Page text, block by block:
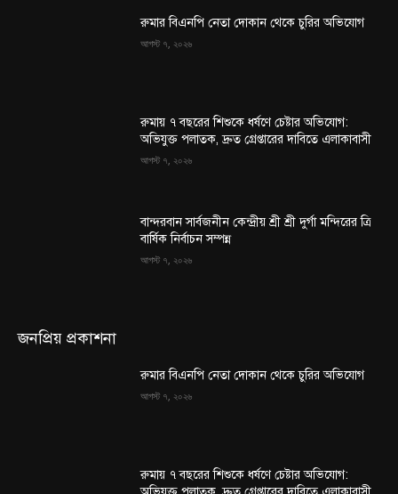
রুমার বিএনপি নেতা দোকান থেকে চুরির অভিযোগ
আগস্ট ৭, ২০২৬
রুমায় ৭ বছরের শিশুকে ধর্ষণে চেষ্টার অভিযোগ:
অভিযুক্ত পলাতক, দ্রুত গ্রেপ্তারের দাবিতে এলাকাবাসী
আগস্ট ৭, ২০২৬
বান্দরবান সার্বজনীন কেন্দ্রীয় শ্রী শ্রী দুর্গা মন্দিরের ত্রি
বার্ষিক নির্বাচন সম্পন্ন
আগস্ট ৭, ২০২৬
জনপ্রিয় প্রকাশনা
রুমার বিএনপি নেতা দোকান থেকে চুরির অভিযোগ
আগস্ট ৭, ২০২৬
রুমায় ৭ বছরের শিশুকে ধর্ষণে চেষ্টার অভিযোগ: